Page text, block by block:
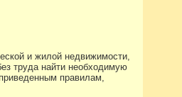
и жилой недвижимости,
труда найти необходимую
правилам,